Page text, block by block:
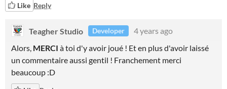
Like Reply
Teagher Studio Developer
4 years ago
Alors, MERCI à toi d'y avoir joué ! Et en plus d'avoir laissé
un commentaire aussi gentil ! Franchement merci
beaucoup :D